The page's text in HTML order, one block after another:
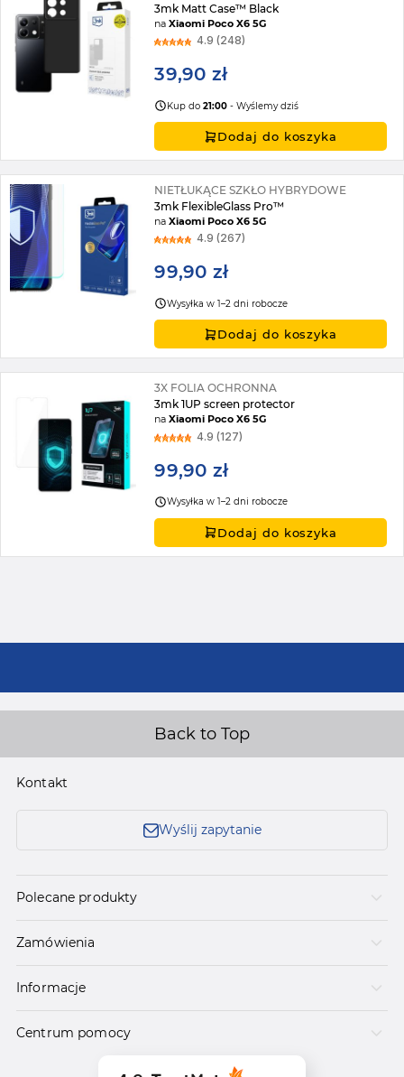
3mk Matt Case™ Black
naXiaomi Poco X6 5G
4.9 (248)
39,90 zł
Kup do21:00 - Wyślemy dziś
Dodaj do koszyka
NIETŁUKĄCE SZKŁO HYBRYDOWE
3mk FlexibleGlass Pro™
naXiaomi Poco X6 5G
4.9 (267)
99,90 zł
Wysyłka w 1–2 dni robocze
Dodaj do koszyka
3X FOLIA OCHRONNA
3mk 1UP screen protector
naXiaomi Poco X6 5G
4.9 (127)
99,90 zł
Wysyłka w 1–2 dni robocze
Dodaj do koszyka
Back to Top
Kontakt
Wyślij zapytanie
Polecane produkty
Zamówienia
Informacje
Centrum pomocy